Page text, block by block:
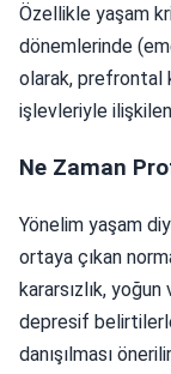
Özellikle yaşam
dönemlerinde
olarak, prefrontal
işlevleriyle
Ne Zaman
Yönelim yaşam
ortaya çıkan
kararsızlık,
depresif
danışılması